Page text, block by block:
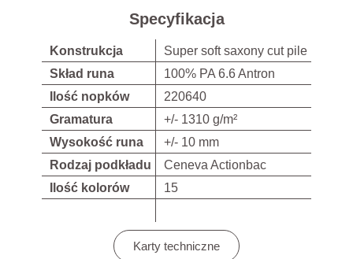
Specyfikacja
Konstrukcja
Super soft saxony cut pile
Skład runa
100% PA 6.6 Antron
Ilość nopków
220640
Gramatura
+/- 1310 g/m²
Wysokość runa
+/- 10 mm
Rodzaj podkładu
Ceneva Actionbac
Ilość kolorów
15
Karty techniczne